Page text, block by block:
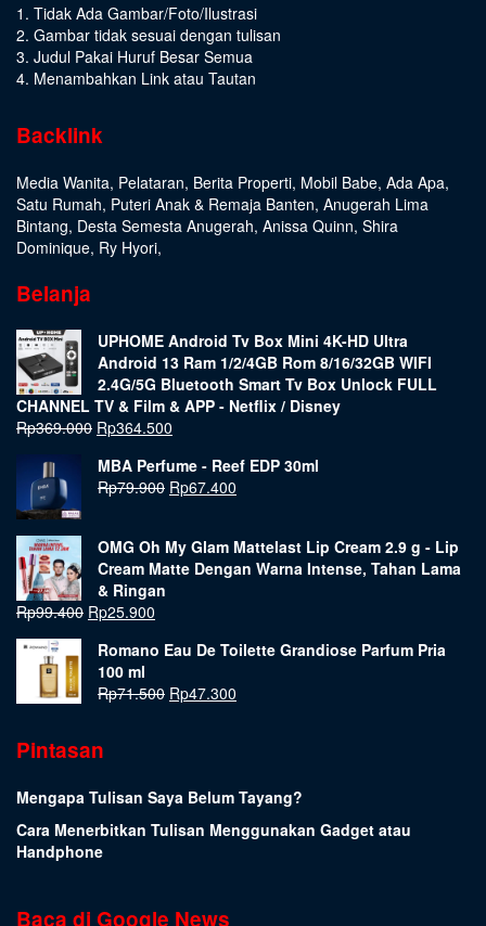
1. Tidak Ada Gambar/Foto/Ilustrasi
2. Gambar tidak sesuai dengan tulisan
3. Judul Pakai Huruf Besar Semua
4. Menambahkan Link atau Tautan
Backlink
Media Wanita, Pelataran, Berita Properti, Mobil Babe, Ada Apa,
Satu Rumah, Puteri Anak & Remaja Banten, Anugerah Lima
Bintang, Desta Semesta Anugerah, Anissa Quinn, Shira
Dominique, Ry Hyori,
Belanja
UPHOME Android Tv Box Mini 4K-HD Ultra
Android 13 Ram 1/2/4GB Rom 8/16/32GB WIFI
2.4G/5G Bluetooth Smart Tv Box Unlock FULL
CHANNEL TV & Film & APP - Netflix / Disney
Rp369.000 Rp364.500
MBA Perfume - Reef EDP 30ml
Rp79.900 Rp67.400
OMG Oh My Glam Mattelast Lip Cream 2.9 g - Lip
Cream Matte Dengan Warna Intense, Tahan Lama
& Ringan
Rp99.400 Rp25.900
Romano Eau De Toilette Grandiose Parfum Pria
100 ml
Rp71.500 Rp47.300
Pintasan
Mengapa Tulisan Saya Belum Tayang?
Cara Menerbitkan Tulisan Menggunakan Gadget atau
Handphone
Baca di Google News